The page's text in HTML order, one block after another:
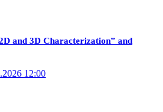
and 3D Characterization” and
12:00